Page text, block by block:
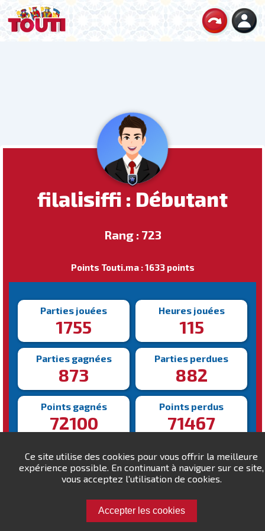
Ce site utilise des cookies pour vous offrir la meilleure
expérience possible. En continuant à naviguer sur ce site,
vous acceptez l'utilisation de cookies.
Accepter les cookies
filalisiffi : Débutant
Rang : 723
Points Touti.ma : 1633 points
Parties jouées
1755
Heures jouées
115
Parties gagnées
873
Parties perdues
882
Points gagnés
72100
Points perdus
71467
Victoire la plus rapide
110s
Victoire la plus lente
1030s
Défiez filalisiffi !